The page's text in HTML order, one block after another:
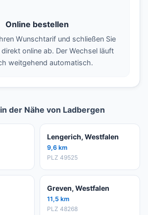
Online bestellen
Wunschtarif und schließen Sie
online ab. Der Wechsel läuft
weitgehend automatisch.
der Nähe von Ladbergen
Lengerich, Westfalen
9,6 km
PLZ 49525
Greven, Westfalen
11,5 km
PLZ 48268